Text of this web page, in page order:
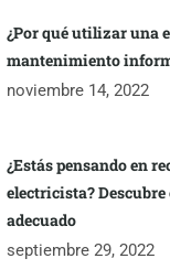
nacional con
la educación
¿Por qué utilizar una
mantenimiento
noviembre 14, 2022
¿Estás pensando en
electricista? Descubre
adecuado
septiembre 29, 2022